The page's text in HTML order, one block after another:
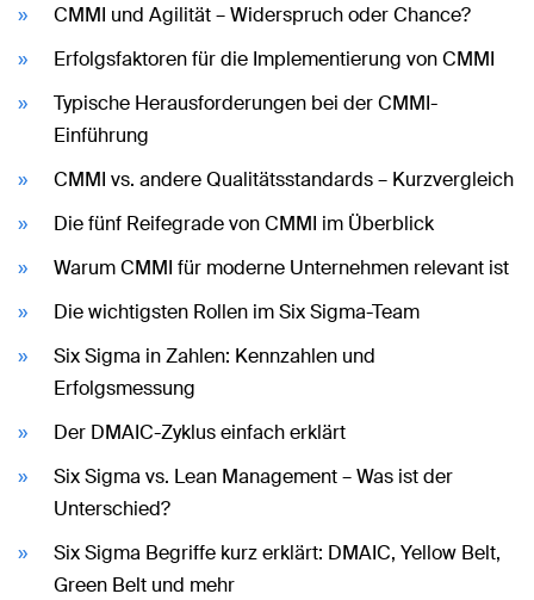
CMMI und Agilität – Widerspruch oder Chance?
Erfolgsfaktoren für die Implementierung von CMMI
Typische Herausforderungen bei der CMMI-
Einführung
CMMI vs. andere Qualitätsstandards – Kurzvergleich
Die fünf Reifegrade von CMMI im Überblick
Warum CMMI für moderne Unternehmen relevant ist
Die wichtigsten Rollen im Six Sigma-Team
Six Sigma in Zahlen: Kennzahlen und
Erfolgsmessung
Der DMAIC-Zyklus einfach erklärt
Six Sigma vs. Lean Management – Was ist der
Unterschied?
Six Sigma Begriffe kurz erklärt: DMAIC, Yellow Belt,
Green Belt und mehr